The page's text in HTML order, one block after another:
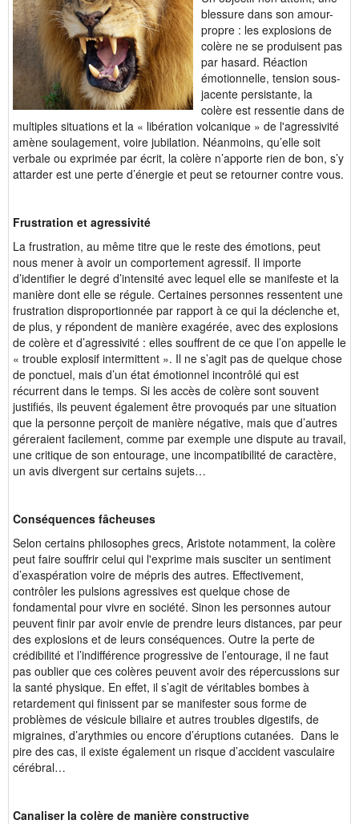
blessure dans son amour-
propre : les explosions de
colère ne se produisent pas
par hasard. Réaction
émotionnelle, tension sous-
jacente persistante, la
colère est ressentie dans de
multiples situations et la « libération volcanique » de l'agressivité
amène soulagement, voire jubilation. Néanmoins, qu’elle soit
verbale ou exprimée par écrit, la colère n’apporte rien de bon, s’y
attarder est une perte d’énergie et peut se retourner contre vous.
Frustration et agressivité
La frustration, au même titre que le reste des émotions, peut
nous mener à avoir un comportement agressif. Il importe
d’identifier le degré d’intensité avec lequel elle se manifeste et la
manière dont elle se régule. Certaines personnes ressentent une
frustration disproportionnée par rapport à ce qui la déclenche et,
de plus, y répondent de manière exagérée, avec des explosions
de colère et d’agressivité : elles souffrent de ce que l’on appelle le
« trouble explosif intermittent ». Il ne s’agit pas de quelque chose
de ponctuel, mais d’un état émotionnel incontrôlé qui est
récurrent dans le temps. Si les accès de colère sont souvent
justifiés, ils peuvent également être provoqués par une situation
que la personne perçoit de manière négative, mais que d’autres
géreraient facilement, comme par exemple une dispute au travail,
une critique de son entourage, une incompatibilité de caractère,
un avis divergent sur certains sujets…
Conséquences fâcheuses
Selon certains philosophes grecs, Aristote notamment, la colère
peut faire souffrir celui qui l'exprime mais susciter un sentiment
d’exaspération voire de mépris des autres. Effectivement,
contrôler les pulsions agressives est quelque chose de
fondamental pour vivre en société. Sinon les personnes autour
peuvent finir par avoir envie de prendre leurs distances, par peur
des explosions et de leurs conséquences. Outre la perte de
crédibilité et l’indifférence progressive de l’entourage, il ne faut
pas oublier que ces colères peuvent avoir des répercussions sur
la santé physique. En effet, il s’agit de véritables bombes à
retardement qui finissent par se manifester sous forme de
problèmes de vésicule biliaire et autres troubles digestifs, de
migraines, d’arythmies ou encore d’éruptions cutanées. Dans le
pire des cas, il existe également un risque d’accident vasculaire
cérébral…
Canaliser la colère de manière constructive